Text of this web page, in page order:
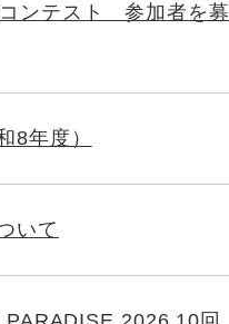
ンテスト 参加者を募
8年度）
いて